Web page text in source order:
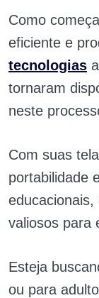
Como
eficiente e
tecnologias
tornaram
neste
Com suas
portabilidade
educacionais,
valiosos para
Esteja
ou para